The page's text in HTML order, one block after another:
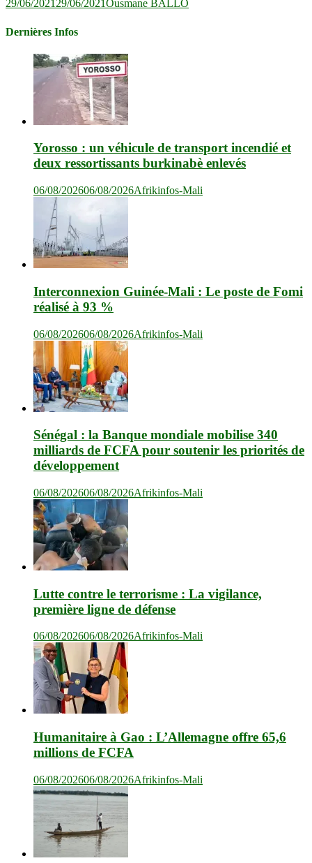
29/06/2021 29/06/2021Ousmane BALLO
Dernières Infos
Yorosso : un véhicule de transport incendié et
deux ressortissants burkinabè enlevés
06/08/202606/08/2026Afrikinfos-Mali
Interconnexion Guinée-Mali : Le poste de Fomi
réalisé à 93 %
06/08/202606/08/2026Afrikinfos-Mali
Sénégal : la Banque mondiale mobilise 340
milliards de FCFA pour soutenir les priorités de
développement
06/08/202606/08/2026Afrikinfos-Mali
Lutte contre le terrorisme : La vigilance,
première ligne de défense
06/08/202606/08/2026Afrikinfos-Mali
Humanitaire à Gao : L’Allemagne offre 65,6
millions de FCFA
06/08/202606/08/2026Afrikinfos-Mali